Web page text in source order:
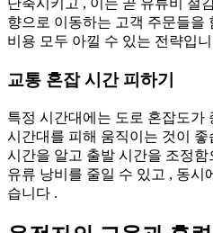
단축시키고 , 이는 곧 유류비 절
향으로 이동하는 고객 주문들을
비용 모두 아낄 수 있는 전략입
교통 혼잡 시간 피하기
특정 시간대에는 도로 혼잡도가
시간대를 피해 움직이는 것이
시간을 알고 출발 시간을 조정
유류 낭비를 줄일 수 있고 , 동시
습니다 .